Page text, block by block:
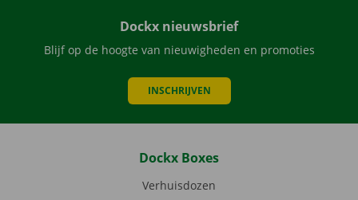
Dockx nieuwsbrief
Blijf op de hoogte van nieuwigheden en promoties
INSCHRIJVEN
Dockx Boxes
Verhuisdozen